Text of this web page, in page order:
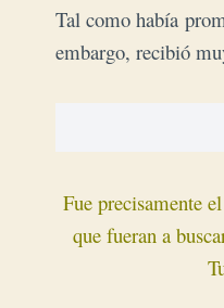
Tal como había
embargo, recibió
Fue precisamente
que fueran a